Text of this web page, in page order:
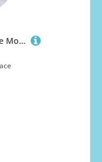
Puppenhaus Deckenlampe Modell Möbel Modell Zubehör Teenager Mädchen für 1:12 Puppenhäuser Wohnzimmer Dekorationen Miniatur Rund Glas Lampenschirm für Puppenhäuser